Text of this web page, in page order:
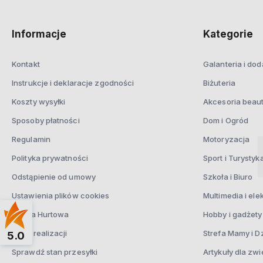
Informacje
Kontakt
Instrukcje i deklaracje zgodności
Koszty wysyłki
Sposoby płatności
Regulamin
Polityka prywatności
Odstąpienie od umowy
Ustawienia plików cookies
Oferta Hurtowa
Czas realizacji
Sprawdź stan przesyłki
Kategorie
Galanteria i
Biżuteria
Akcesoria
Dom i Ogród
Motoryzacja
Sport i
Szkoła i Biuro
Multimedia i
Hobby i gadżety
Strefa Mamy i
Artykuły dla
5.0